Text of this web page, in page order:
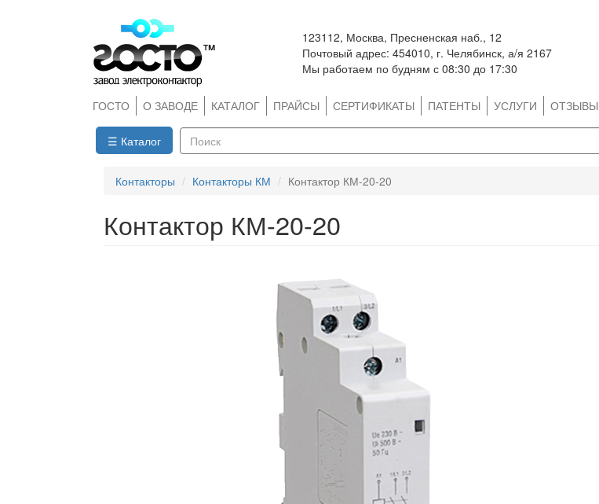
123112, Москва, Пресненская наб., 12
Почтовый адрес: 454010, г. Челябинск, а/я 2167
Мы работаем по будням с 08:30 до 17:30
ГОСТО О ЗАВОДЕ КАТАЛОГ ПРАЙСЫ СЕРТИФИКАТЫ ПАТЕНТЫ УСЛУГИ ОТЗЫВЫ
☰ Каталог
Контакторы
Контакторы КМ Контактор КМ-20-20
Контактор КМ-20-20